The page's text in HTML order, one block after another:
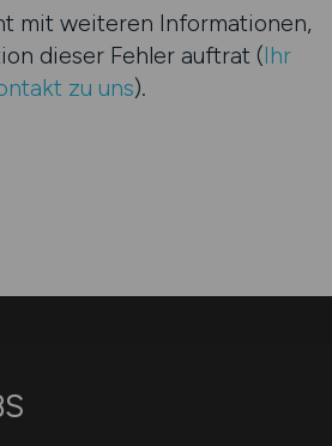
mit weiteren Informationen,
dieser Fehler auftrat (Ihr
zu uns).